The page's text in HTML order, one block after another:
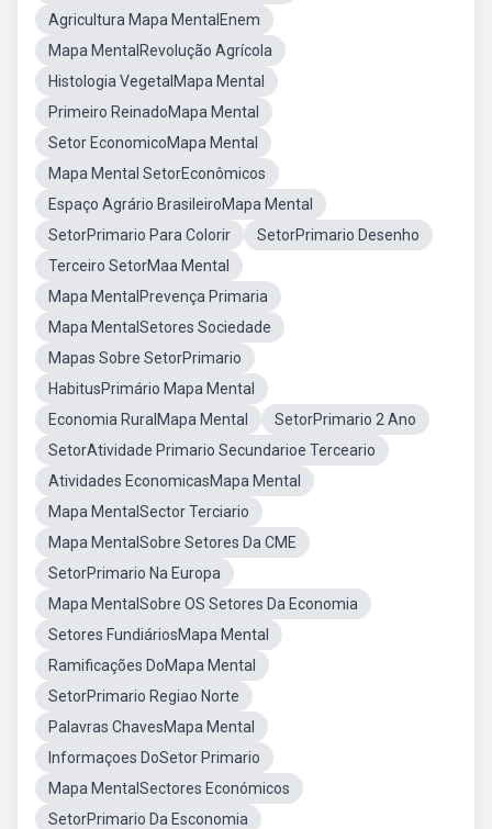
Agricultura Mapa MentalEnem
Mapa MentalRevolução Agrícola
Histologia VegetalMapa Mental
Primeiro ReinadoMapa Mental
Setor EconomicoMapa Mental
Mapa Mental SetorEconômicos
Espaço Agrário BrasileiroMapa Mental
SetorPrimario Para Colorir
SetorPrimario Desenho
Terceiro SetorMaa Mental
Mapa MentalPrevença Primaria
Mapa MentalSetores Sociedade
Mapas Sobre SetorPrimario
HabitusPrimário Mapa Mental
Economia RuralMapa Mental
SetorPrimario 2 Ano
SetorAtividade Primario Secundarioe Terceario
Atividades EconomicasMapa Mental
Mapa MentalSector Terciario
Mapa MentalSobre Setores Da CME
SetorPrimario Na Europa
Mapa MentalSobre OS Setores Da Economia
Setores FundiáriosMapa Mental
Ramificações DoMapa Mental
SetorPrimario Regiao Norte
Palavras ChavesMapa Mental
Informaçoes DoSetor Primario
Mapa MentalSectores Económicos
SetorPrimario Da Esconomia